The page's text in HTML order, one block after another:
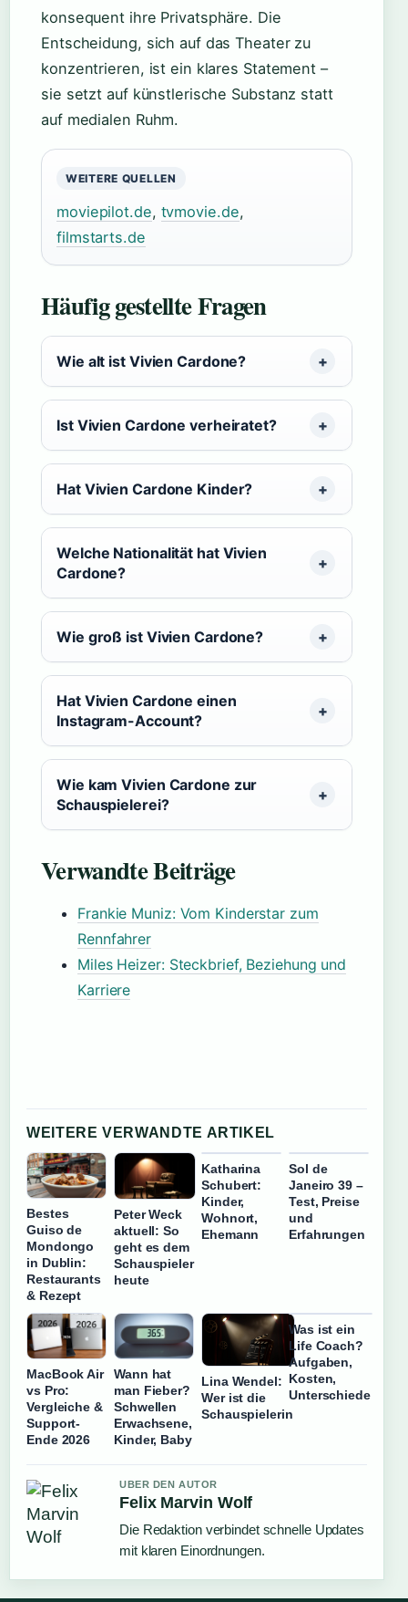
konsequent ihre Privatsphäre. Die
Entscheidung, sich auf das Theater zu
konzentrieren, ist ein klares Statement –
sie setzt auf künstlerische Substanz statt
auf medialen Ruhm.
WEITERE QUELLEN
moviepilot.de, tvmovie.de,
filmstarts.de
Häufig gestellte Fragen
Wie alt ist Vivien Cardone?
Ist Vivien Cardone verheiratet?
Hat Vivien Cardone Kinder?
Welche Nationalität hat Vivien
Cardone?
Wie groß ist Vivien Cardone?
Hat Vivien Cardone einen
Instagram-Account?
Wie kam Vivien Cardone zur
Schauspielerei?
Verwandte Beiträge
Frankie Muniz: Vom Kinderstar zum
Rennfahrer
Miles Heizer: Steckbrief, Beziehung und
Karriere
WEITERE VERWANDTE ARTIKEL
Bestes
Guiso de
Mondongo
in Dublin:
Restaurants
& Rezept
Peter Weck
aktuell: So
geht es dem
Schauspieler
heute
Katharina
Schubert:
Kinder,
Wohnort,
Ehemann
Sol de
Janeiro 39 –
Test, Preise
und
Erfahrungen
MacBook Air
vs Pro:
Vergleiche &
Support-
Ende 2026
Wann hat
man Fieber?
Schwellen
Erwachsene,
Kinder, Baby
Lina Wendel:
Wer ist die
Schauspielerin
Was ist ein
Life Coach?
Aufgaben,
Kosten,
Unterschiede
UBER DEN AUTOR
Felix Marvin Wolf
Die Redaktion verbindet schnelle Updates
mit klaren Einordnungen.